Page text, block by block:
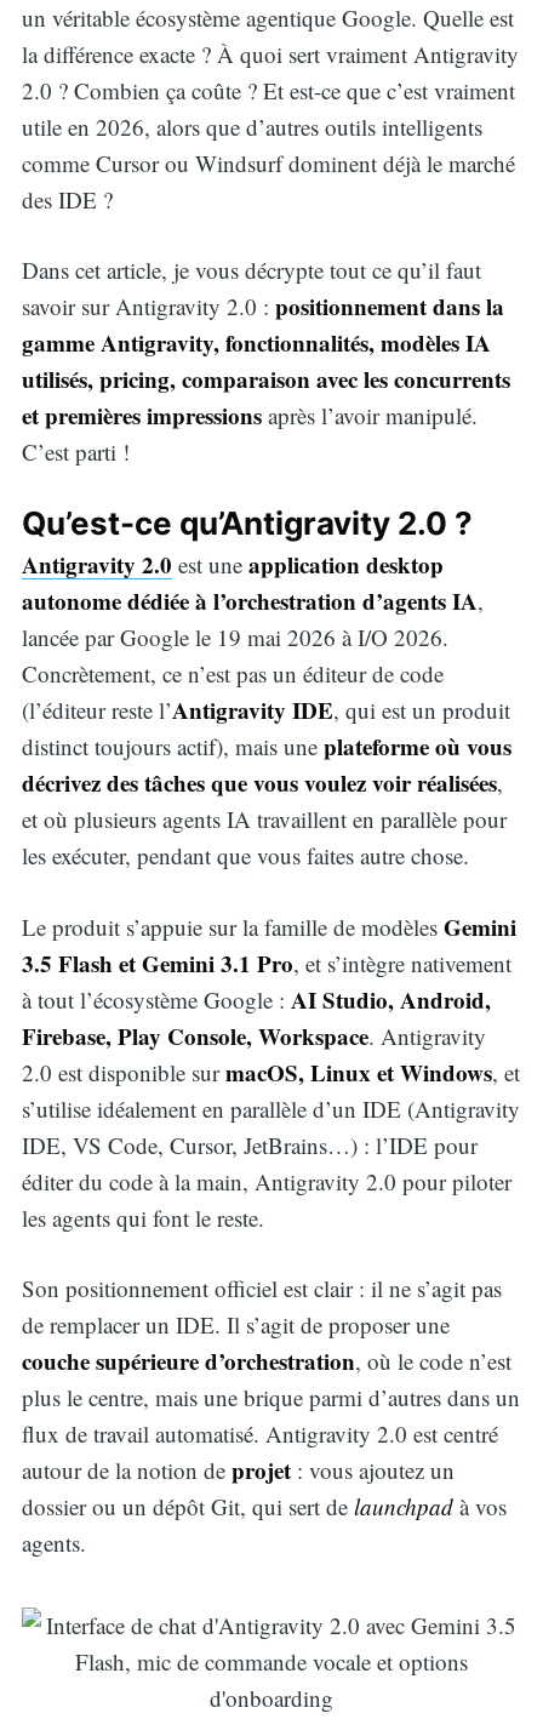
un véritable écosystème agentique Google. Quelle est
la différence exacte ? À quoi sert vraiment Antigravity
2.0 ? Combien ça coûte ? Et est-ce que c’est vraiment
utile en 2026, alors que d’autres outils intelligents
comme Cursor ou Windsurf dominent déjà le marché
des IDE ?
Dans cet article, je vous décrypte tout ce qu’il faut
savoir sur Antigravity 2.0 : positionnement dans la
gamme Antigravity, fonctionnalités, modèles IA
utilisés, pricing, comparaison avec les concurrents
et premières impressionsaprès l’avoir manipulé.
C’est parti !
Qu’est-ce qu’Antigravity 2.0 ?
Antigravity 2.0 est une application desktop
autonome dédiée à l’orchestration d’agents IA,
lancée par Google le 19 mai 2026 à I/O 2026.
Concrètement, ce n’est pas un éditeur de code
(l’éditeur reste l’Antigravity IDE, qui est un produit
distinct toujours actif), mais une plateforme où vous
décrivez des tâches que vous voulez voir réalisées,
et où plusieurs agents IA travaillent en parallèle pour
les exécuter, pendant que vous faites autre chose.
Le produit s’appuie sur la famille de modèles Gemini
3.5 Flash et Gemini 3.1 Pro, et s’intègre nativement
à tout l’écosystème Google : AI Studio, Android,
Firebase, Play Console, Workspace. Antigravity
2.0 est disponible surmacOS, Linux et Windows, et
s’utilise idéalement en parallèle d’un IDE (Antigravity
IDE, VS Code, Cursor, JetBrains…) : l’IDE pour
éditer du code à la main, Antigravity 2.0 pour piloter
les agents qui font le reste.
Son positionnement officiel est clair : il ne s’agit pas
de remplacer un IDE. Il s’agit de proposer une
couche supérieure d’orchestration, où le code n’est
plus le centre, mais une brique parmi d’autres dans un
flux de travail automatisé. Antigravity 2.0 est centré
autour de la notion de projet: vous ajoutez un
dossier ou un dépôt Git, qui sert de launchpadà vos
agents.